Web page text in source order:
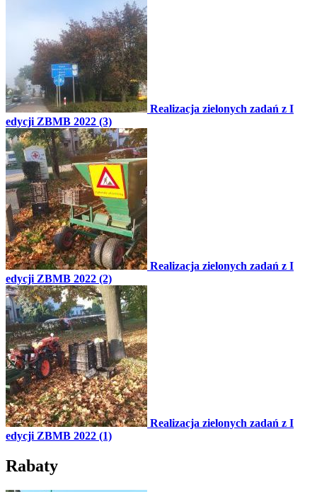
Realizacja zielonych zadań z I
edycji ZBMB 2022 (3)
Realizacja zielonych zadań z I
edycji ZBMB 2022 (2)
Realizacja zielonych zadań z I
edycji ZBMB 2022 (1)
Rabaty